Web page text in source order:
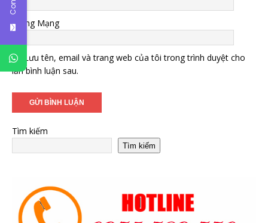
Trang Mạng
Lưu tên, email và trang web của tôi trong trình duyệt cho
lần bình luận sau.
Tìm kiếm
Tìm kiếm